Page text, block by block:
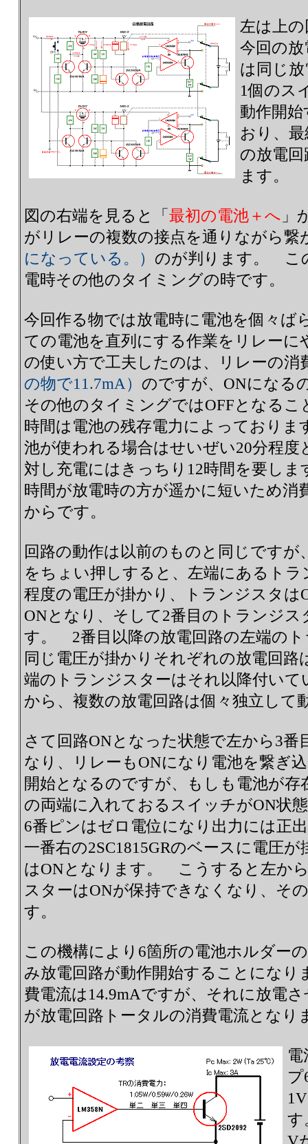
左は上
今回の
は同じ
1個のス
動作開
おり、
の放電
ます。
図の右端を見ると「 最初の電池＋へ 」
がリレーの複数の接点を通りながら繋
になっている。） のが判ります。 こ
電時その他のタイミングの時です。
今回作る物では放電時に電池を個々ば
ての電池を直列にする作業をリレー
の使い方で工夫したのは、リレーの消
の物で11.7mA） のですが、ONになる
その他のタイミングではOFFとなる
時間は電池の残存電力によっておりま
池が使われる場合はせいぜい20分程
対し充電にはきっちり12時間を要し
時間が放電時の方が遥かに短いため消
からです。
回路の動作は以前のものと同じです
をちょい押しすると、左端にあるト
程度の電圧が掛かり、トランジスタは
ONとなり、そして2番目のトランジス
す。 2番目以降の放電回路の左端の
同じ電圧が掛かりそれぞれの放電回路
端のトランジスターはそれ以降付い
から、複数の放電回路は個々独立して
さて回路ONとなった状態で左から3
なり、リレーもONになり電池を繋ぎ
開始となるのですが、もしも電池が
の両端に入れておるスイッチがON状
6番ピンはゼロ電位になり出力には正
一番右の2SC1815GRのベースに電圧
はONとなります。 こうすると左か
スターはONが保持できなくなり、そ
す。
この機構により6箇所の電池ホルダー
み放電回路が動作開始することにな
費電流は14.9mAですが、それに放電
が放電回路トータルの消費電流となり
す